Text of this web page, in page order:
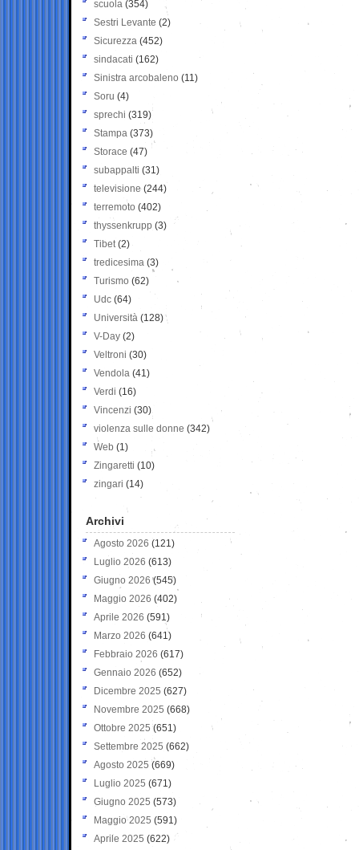
scuola (354)
Sestri Levante (2)
Sicurezza (452)
sindacati (162)
Sinistra arcobaleno (11)
Soru (4)
sprechi (319)
Stampa (373)
Storace (47)
subappalti (31)
televisione(244)
terremoto (402)
thyssenkrupp (3)
Tibet(2)
tredicesima (3)
Turismo (62)
Udc (64)
Università (128)
V-Day (2)
Veltroni (30)
Vendola (41)
Verdi (16)
Vincenzi (30)
violenza sulle donne (342)
Web (1)
Zingaretti (10)
zingari (14)
Archivi
Agosto 2026 (121)
Luglio 2026 (613)
Giugno 2026 (545)
Maggio 2026 (402)
Aprile 2026 (591)
Marzo 2026 (641)
Febbraio 2026 (617)
Gennaio 2026 (652)
Dicembre 2025 (627)
Novembre 2025 (668)
Ottobre 2025 (651)
Settembre 2025 (662)
Agosto 2025 (669)
Luglio 2025 (671)
Giugno 2025 (573)
Maggio 2025 (591)
Aprile 2025 (622)